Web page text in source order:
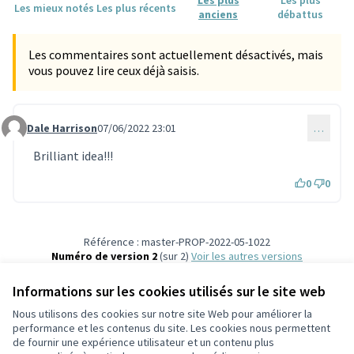
Informations sur les cookies utilisés sur le site web
Nous utilisons des cookies sur notre site Web pour améliorer la
performance et les contenus du site. Les cookies nous permettent
de fournir une expérience utilisateur et un contenu plus
Les mieux notés Les plus récents
anciens
débattus
Les commentaires sont actuellement désactivés, mais
vous pouvez lire ceux déjà saisis.
Commentaire 1645
Dale Harrison07/06/2022 23:01 …
Brilliant idea!!!
0 0
Référence : master-PROP-2022-05-1022
Numéro de version 2(sur 2)
voir les autres versions
Conditions d'utilisation
Paramètres des cookies
Participez Villeurbanne sur X
Participez Villeurbanne sur Facebook
Participez Villeurbanne sur Instagram
Participez Villeurbanne sur YouTube